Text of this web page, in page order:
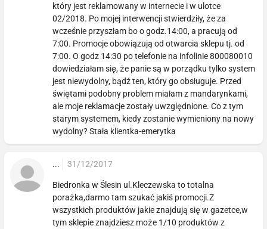
który jest reklamowany w internecie i w ulotce
02/2018. Po mojej interwencji stwierdziły, że za
wcześnie przyszłam bo o godz.14:00, a pracują od
7:00. Promocje obowiązują od otwarcia sklepu tj. od
7:00. O godz 14:30 po telefonie na infolinie 800080010
dowiedziałam się, że panie są w porządku tylko system
jest niewydolny, bądź ten, który go obsługuje. Przed
świętami podobny problem miałam z mandarynkami,
ale moje reklamacje zostały uwzględnione. Co z tym
starym systemem, kiedy zostanie wymieniony na nowy
wydolny? Stała klientka-emerytka
... 31/12/2017
Biedronka w Ślesin ul.Kleczewska to totalna
porażka,darmo tam szukać jakiś promocji.Z
wszystkich produktów jakie znajdują się w gazetce,w
tym sklepie znajdziesz może 1/10 produktów z